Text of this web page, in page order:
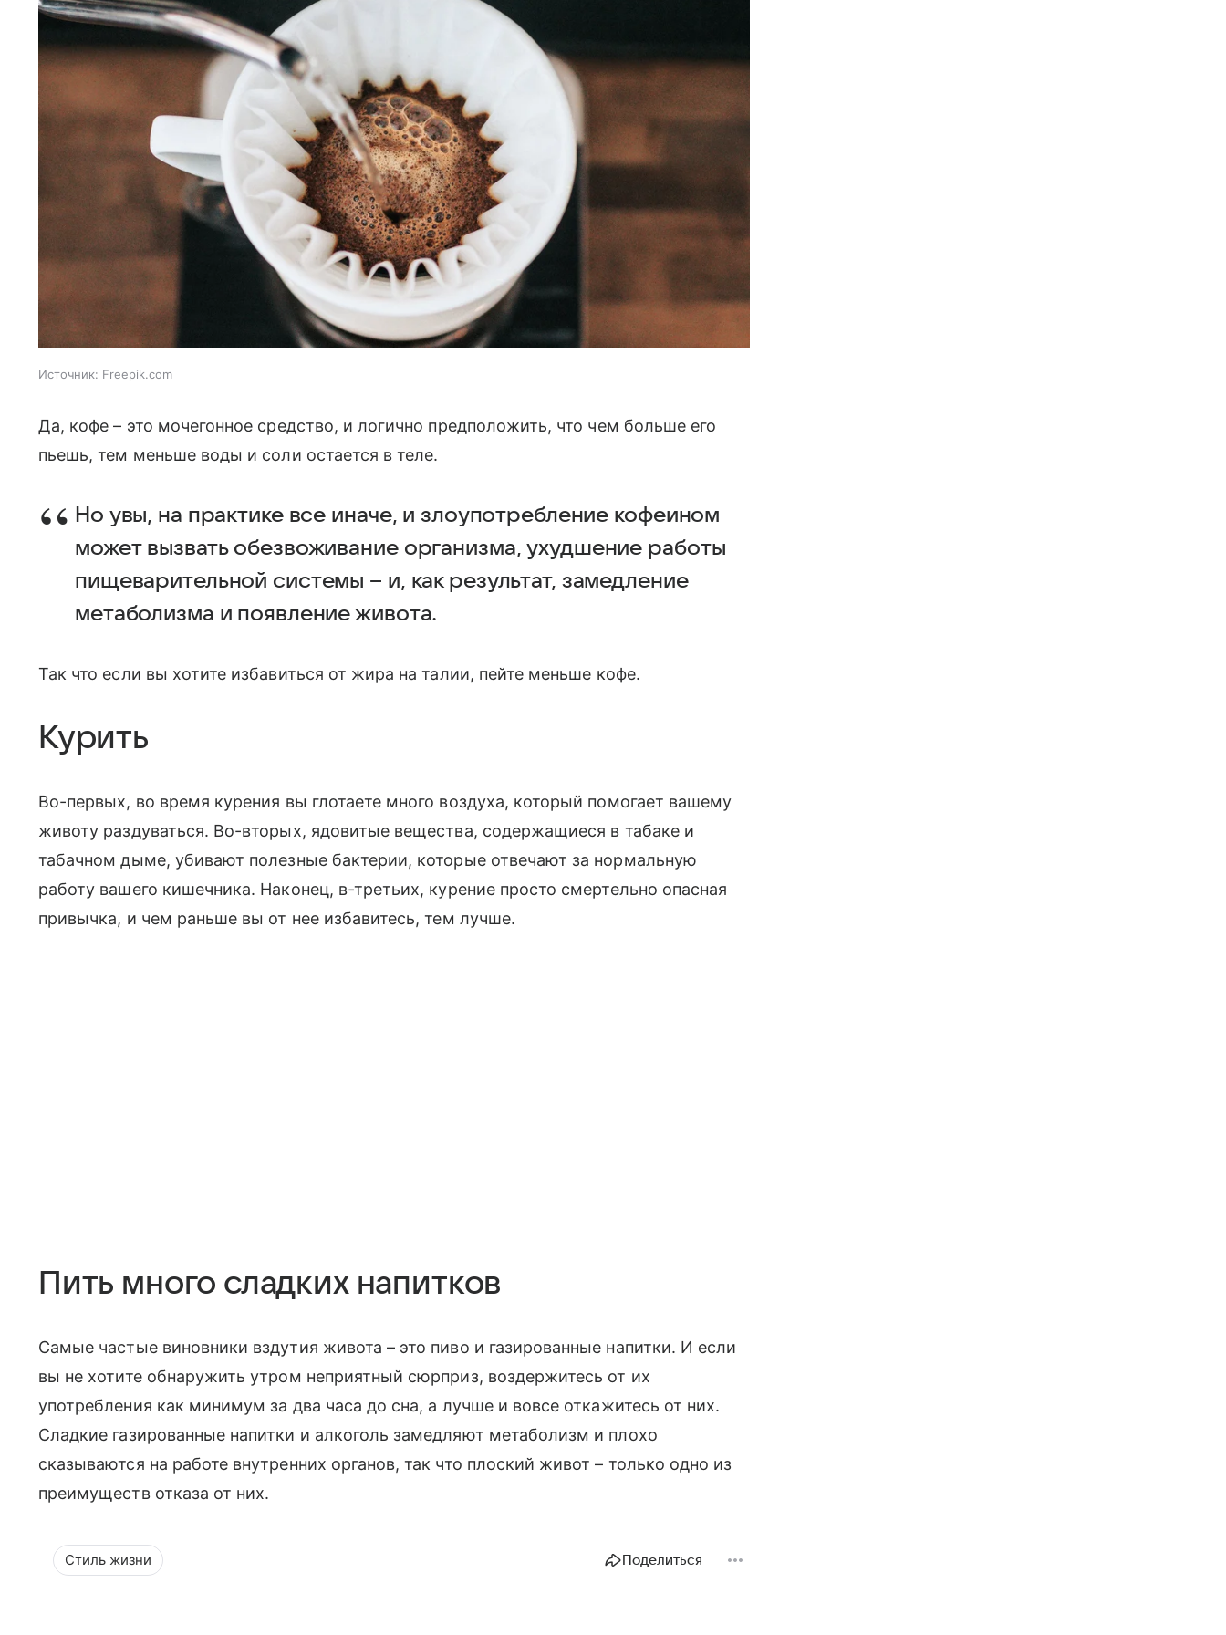
Источник: Freepik.com
Да, кофе – это мочегонное средство, и логично предположить, что чем больше его
пьешь, тем меньше воды и соли остается в теле.
Но увы, на практике все иначе, и злоупотребление кофеином
может вызвать обезвоживание организма, ухудшение работы
пищеварительной системы – и, как результат, замедление
метаболизма и появление живота.
Так что если вы хотите избавиться от жира на талии, пейте меньше кофе.
Курить
Во-первых, во время курения вы глотаете много воздуха, который помогает вашему
животу раздуваться. Во-вторых, ядовитые вещества, содержащиеся в табаке и
табачном дыме, убивают полезные бактерии, которые отвечают за нормальную
работу вашего кишечника. Наконец, в-третьих, курение просто смертельно опасная
привычка, и чем раньше вы от нее избавитесь, тем лучше.
Пить много сладких напитков
Самые частые виновники вздутия живота – это пиво и газированные напитки. И если
вы не хотите обнаружить утром неприятный сюрприз, воздержитесь от их
употребления как минимум за два часа до сна, а лучше и вовсе откажитесь от них.
Сладкие газированные напитки и алкоголь замедляют метаболизм и плохо
сказываются на работе внутренних органов, так что плоский живот – только одно из
преимуществ отказа от них.
Стиль жизни Поделиться